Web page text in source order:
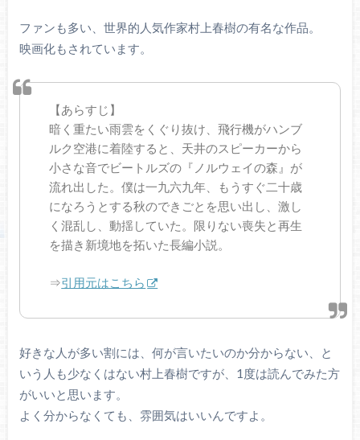
ファンも多い、世界的人気作家村上春樹の有名な作品。
映画化もされています。
【あらすじ】
暗く重たい雨雲をくぐり抜け、飛行機がハンブ
ルク空港に着陸すると、天井のスピーカーから
小さな音でビートルズの『ノルウェイの森』が
流れ出した。僕は一九六九年、もうすぐ二十歳
になろうとする秋のできごとを思い出し、激し
く混乱し、動揺していた。限りない喪失と再生
を描き新境地を拓いた長編小説。
⇒引用元はこちら
好きな人が多い割には、何が言いたいのか分からない、と
いう人も少なくはない村上春樹ですが、1度は読んでみた方
がいいと思います。
よく分からなくても、雰囲気はいいんですよ。